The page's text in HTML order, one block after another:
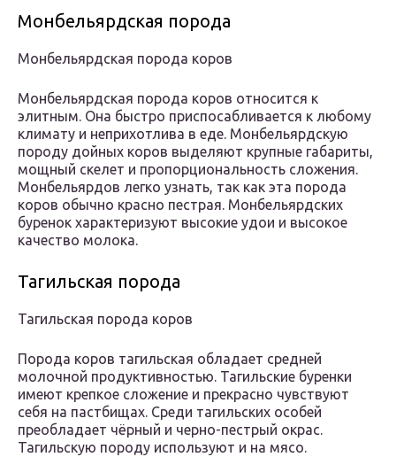
Монбельярдская порода
Монбельярдская порода коров
Монбельярдская порода коров относится к
элитным. Она быстро приспосабливается к любому
климату и неприхотлива в еде. Монбельярдскую
породу дойных коров выделяют крупные габариты,
мощный скелет и пропорциональность сложения.
Монбельярдов легко узнать, так как эта порода
коров обычно красно пестрая. Монбельярдских
буренок характеризуют высокие удои и высокое
качество молока.
Тагильская порода
Тагильская порода коров
Порода коров тагильская обладает средней
молочной продуктивностью. Тагильские буренки
имеют крепкое сложение и прекрасно чувствуют
себя на пастбищах. Среди тагильских особей
преобладает чёрный и черно-пестрый окрас.
Тагильскую породу используют и на мясо.